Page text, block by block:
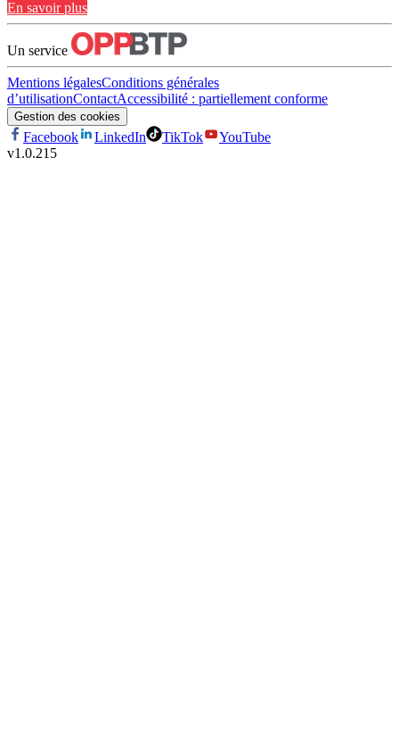
En savoir plus
Un service
Mentions légalesConditions générales
d’utilisationContactAccessibilité : partiellement conforme
Gestion des cookies
Facebook LinkedIn TikTok
YouTube
v1.0.215